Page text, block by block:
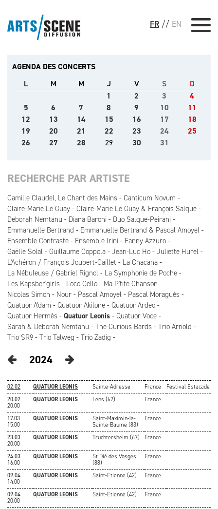
FR // EN
AGENDA DES CONCERTS
L
M M J V S
D
1
2 3
4
5
6 7 8 9 10
11
12
13 14 15 16 17
18
19
20 21 22 23 24
25
26
27 28 29 30 31
RECHERCHE PAR ARTISTE
Camille Claudel, Le Chant des Mains
Canticum Novum
Claire-Marie Le Guay
Claire-Marie Le Guay & François Salque
Deborah Nemtanu
Diana Baroni
Duo Salque-Peirani
Emmanuelle Bertrand
Emmanuelle Bertrand & Pascal Amoyel
Ensemble Contraste
Ensemble Irini
Fanny Azzuro
Gaëlle Solal
Guillaume Coppola Jean-Luc Ho
Juliette Hurel
L'Achéron / François Joubert-Caillet
La Chacana
La Nébuleuse / Gabriel Rignol
La Symphonie de Poche
Les Kapsber'girls
Loco Cello
Ma P'tite Chanson
Nicolas Simon
Nour Pascal Amoyel
Pascal Moraguès
Quatuor A'dam
Quatuor Akilone
Quatuor Ardeo
Quatuor Hermès
Quatuor Leonis
Quatuor Voce
Sarah & Deborah Nemtanu
The Curious Bards
Trio Arnold
Trio SR9
Trio Talweg Trio Zadig
2024
02.02 QUATUOR LEONIS Sainte-Adresse France
Festival Estacade
20.02
20:00
QUATUOR LEONIS Lens (62) France
17.03
15:00
QUATUOR LEONIS
Saint-Maximin-la-
Sainte-Baume (83)
France
23.03
20:00
QUATUOR LEONIS Truchtersheim (67) France
24.03
16:00
QUATUOR LEONIS
St Dié des Vosges
(88)
France
09.04
14:00
QUATUOR LEONIS Saint-Etienne (42) France
09.04
20:00
QUATUOR LEONIS Saint-Etienne (42) France